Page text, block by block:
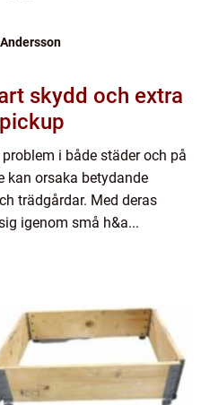
i både städer och på
kan orsaka betydande
trädgårdar. Med deras
igenom små h&a...